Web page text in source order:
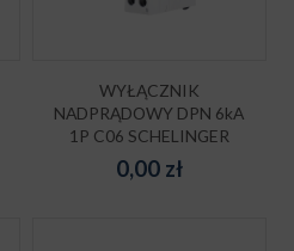
WYŁĄCZNIK
NADPRĄDOWY DPN 6kA
1P C06 SCHELINGER
0,00zł